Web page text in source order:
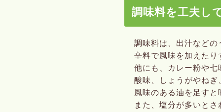
調味料を工夫し
調味料は、出汁など
辛料で風味を加えた
他にも、カレー粉や
酸味、しょうがやね
風味のある油を足す
また、塩分が多いと